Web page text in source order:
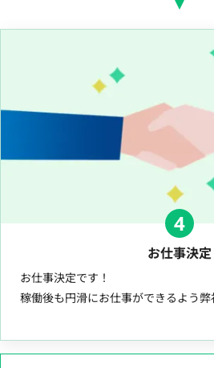
4
お仕事決定
お仕事決定です！
稼働後も円滑にお仕事ができるよう弊